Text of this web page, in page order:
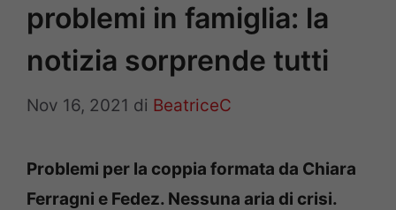
problemi in famiglia: la
notizia sorprende tutti
Nov 16, 2021 di BeatriceC
Problemi per la coppia formata da Chiara
Ferragni e Fedez. Nessuna aria di crisi.